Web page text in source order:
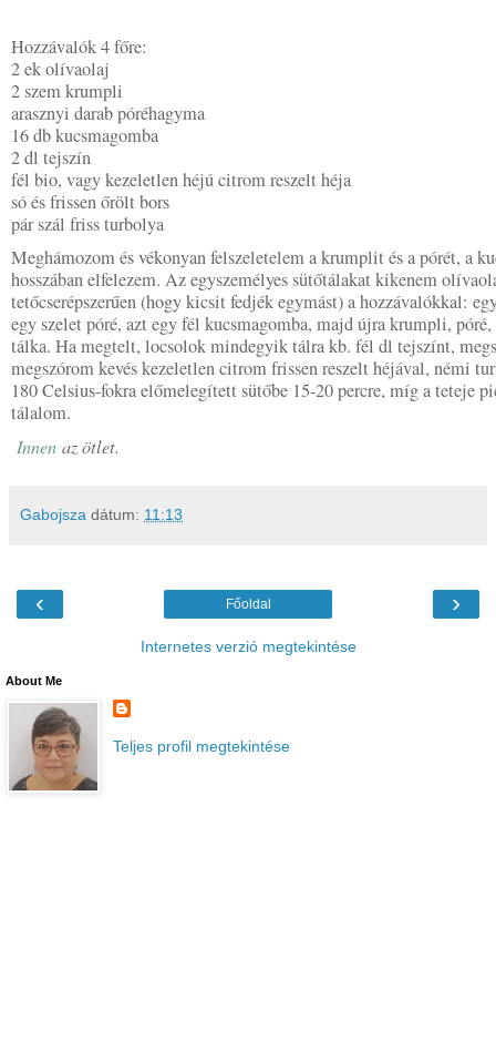
Hozzávalók 4 főre:
2 ek olívaolaj
2 szem krumpli
arasznyi darab póréhagyma
16 db kucsmagomba
2 dl tejszín
fél bio, vagy kezeletlen héjú citrom reszelt héja
só és frissen őrölt bors
pár szál friss turbolya
Meghámozom és vékonyan felszeletelem a krumplit és a pórét, a
hosszában elfelezem. Az egyszemélyes sütőtálakat kikenem
tetőcserépszerűen (hogy kicsit fedjék egymást) a hozzávalókkal:
egy szelet póré, azt egy fél kucsmagomba, majd újra krumpli,
tálka. Ha megtelt, locsolok mindegyik tálra kb. fél dl tejszínt,
megszórom kevés kezeletlen citrom frissen reszelt héjával, némi
180 Celsius-fokra előmelegített sütőbe 15-20 percre, míg a teteje
tálalom.
Innen az ötlet.
Gabojsza dátum: 11:13
‹ ›
Főoldal
Internetes verzió megtekintése
About Me
Teljes profil megtekintése